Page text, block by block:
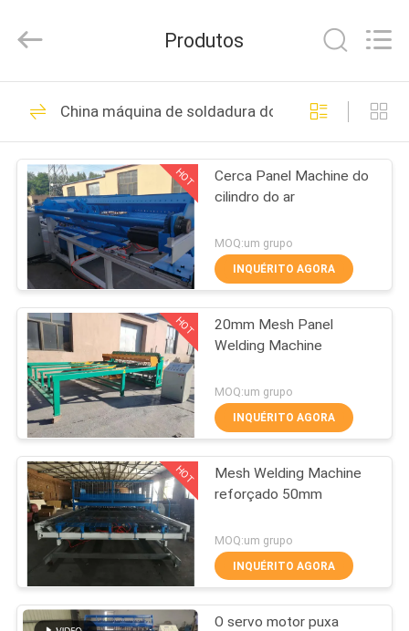
CASA
PRODUTOS
MOSTRA
VR
SOBRE
NÓS
EXCURSÃO
DA
FÁBRICA
CONTROLE
QUALIDADE
Mesh
Products
All
Reserved.
Fio Mesh Welding
Machines
101
reforçando a
máquina de
soldadura da malha
70
máquina de
soldadura da malha
da cerca
Produtos
China máquina de soldadura do painel de malha
HOT
Cerca Panel Machine do
cilindro do ar
MOQ:um grupo
INQUÉRITO AGORA
HOT
20mm Mesh Panel
Welding Machine
MOQ:um grupo
INQUÉRITO AGORA
HOT
Mesh Welding Machine
reforçado 50mm
MOQ:um grupo
INQUÉRITO AGORA
O servo motor puxa